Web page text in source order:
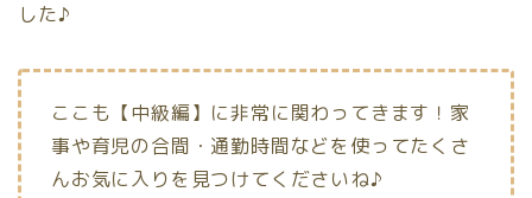
した♪
ここも【中級編】に非常に関わってきます！家
事や育児の合間・通勤時間などを使ってたくさ
んお気に入りを見つけてくださいね♪